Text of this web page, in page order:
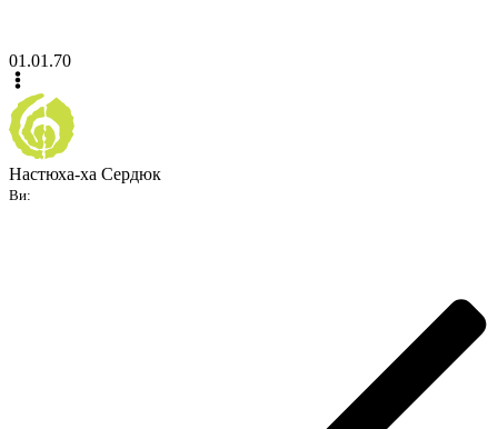
01.01.70
Настюха-ха Сердюк
Ви: